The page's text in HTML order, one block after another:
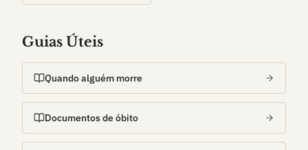
Guias Úteis
Quando alguém morre
Documentos de óbito